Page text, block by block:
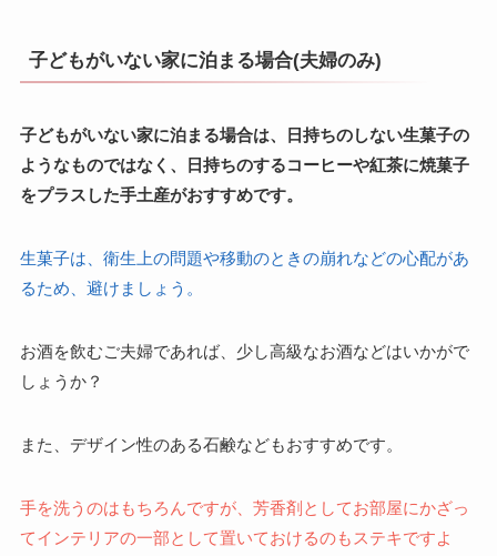
子どもがいない家に泊まる場合(夫婦のみ)
子どもがいない家に泊まる場合は、日持ちのしない生菓子の
ようなものではなく、日持ちのするコーヒーや紅茶に焼菓子
をプラスした手土産がおすすめです。
生菓子は、衛生上の問題や移動のときの崩れなどの心配があ
るため、避けましょう。
お酒を飲むご夫婦であれば、少し高級なお酒などはいかがで
しょうか？
また、デザイン性のある石鹸などもおすすめです。
手を洗うのはもちろんですが、芳香剤としてお部屋にかざっ
てインテリアの一部として置いておけるのもステキですよ